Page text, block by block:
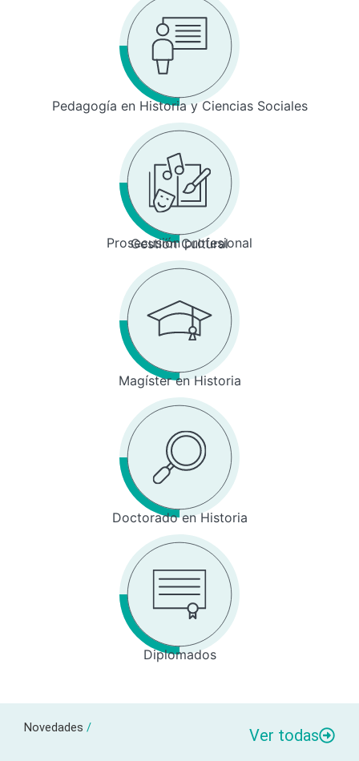
Pedagogía en Historia y Ciencias Sociales
Prosecusión profesional
Gestión Cultural
Magíster en Historia
Doctorado en Historia
Diplomados
Novedades / Ver todas